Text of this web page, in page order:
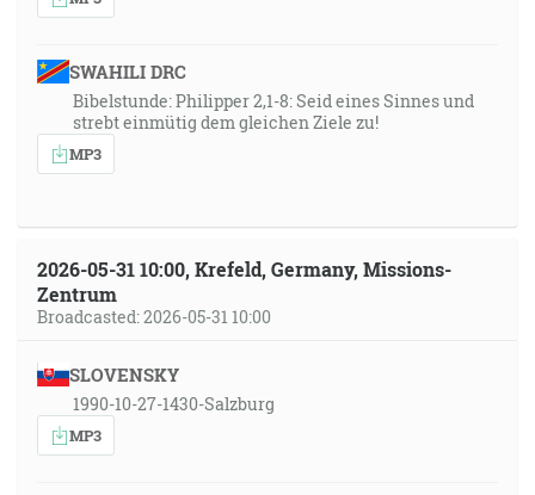
SWAHILI DRC
Bibelstunde: Philipper 2,1-8: Seid eines Sinnes und
strebt einmütig dem gleichen Ziele zu!
MP3
2026-05-31 10:00, Krefeld, Germany, Missions-
Zentrum
Broadcasted: 2026-05-31 10:00
SLOVENSKY
1990-10-27-1430-Salzburg
MP3